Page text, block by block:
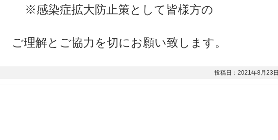
※感染症拡大防止策として皆様方の
ご理解とご協力を切にお願い致します。
投稿日：2021年8月23日